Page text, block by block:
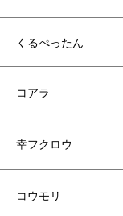
くるぺったん
コアラ
幸フクロウ
コウモリ